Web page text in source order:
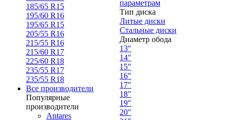
185/65 R15
195/60 R16
195/65 R15
205/55 R16
215/55 R16
215/60 R17
225/60 R18
235/55 R17
235/55 R18
Все производители
Популярные
производители
Antares
параметрам
Тип диска
Литые диски
Стальные диски
Диаметр обода
13"
14"
15"
16"
17"
18"
19"
20"